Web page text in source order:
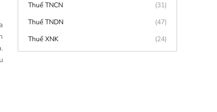
Thuế TNCN
(31)
Thuế TNDN
(47)
Thuế XNK
(24)